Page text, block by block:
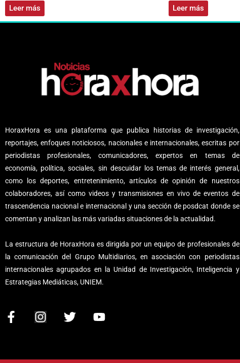
Leer más Leer más
HoraxHora es una plataforma que publica historias de investigación,
reportajes, enfoques noticiosos, nacionales e internacionales, escritas por
periodistas profesionales, comunicadores, expertos en temas de
economía, política, sociales, sin descuidar los temas de interés general,
como los deportes, entretenimiento, artículos de opinión de nuestros
colaboradores, así como videos y transmisiones en vivo de eventos de
trascendencia nacional e internacional y una sección de posdcat donde se
comentan y analizan las más variadas situaciones de la actualidad.
La estructura de HoraxHora es dirigida por un equipo de profesionales de
la comunicación del Grupo Multidiarios, en asociación con periodistas
internacionales agrupados en la Unidad de Investigación, Inteligencia y
Estrategias Mediáticas, UNIEM.
F
I
T
Y